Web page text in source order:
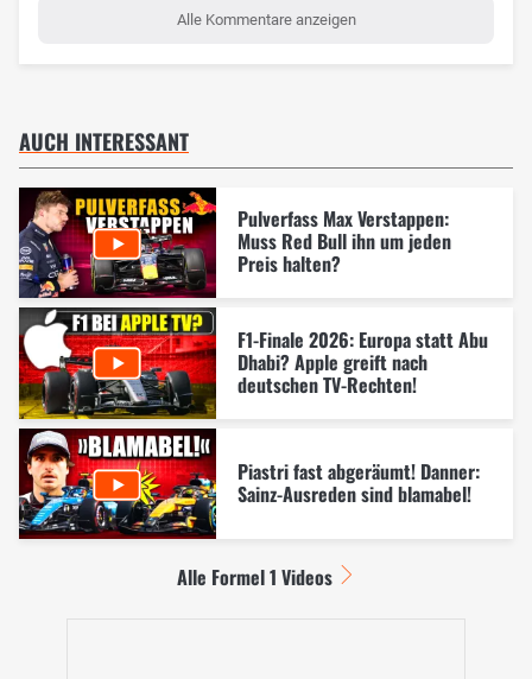
Alle Kommentare anzeigen
AUCH INTERESSANT
Pulverfass Max Verstappen:
Muss Red Bull ihn um jeden
Preis halten?
F1-Finale 2026: Europa statt Abu
Dhabi? Apple greift nach
deutschen TV-Rechten!
Piastri fast abgeräumt! Danner:
Sainz-Ausreden sind blamabel!
Alle Formel 1 Videos